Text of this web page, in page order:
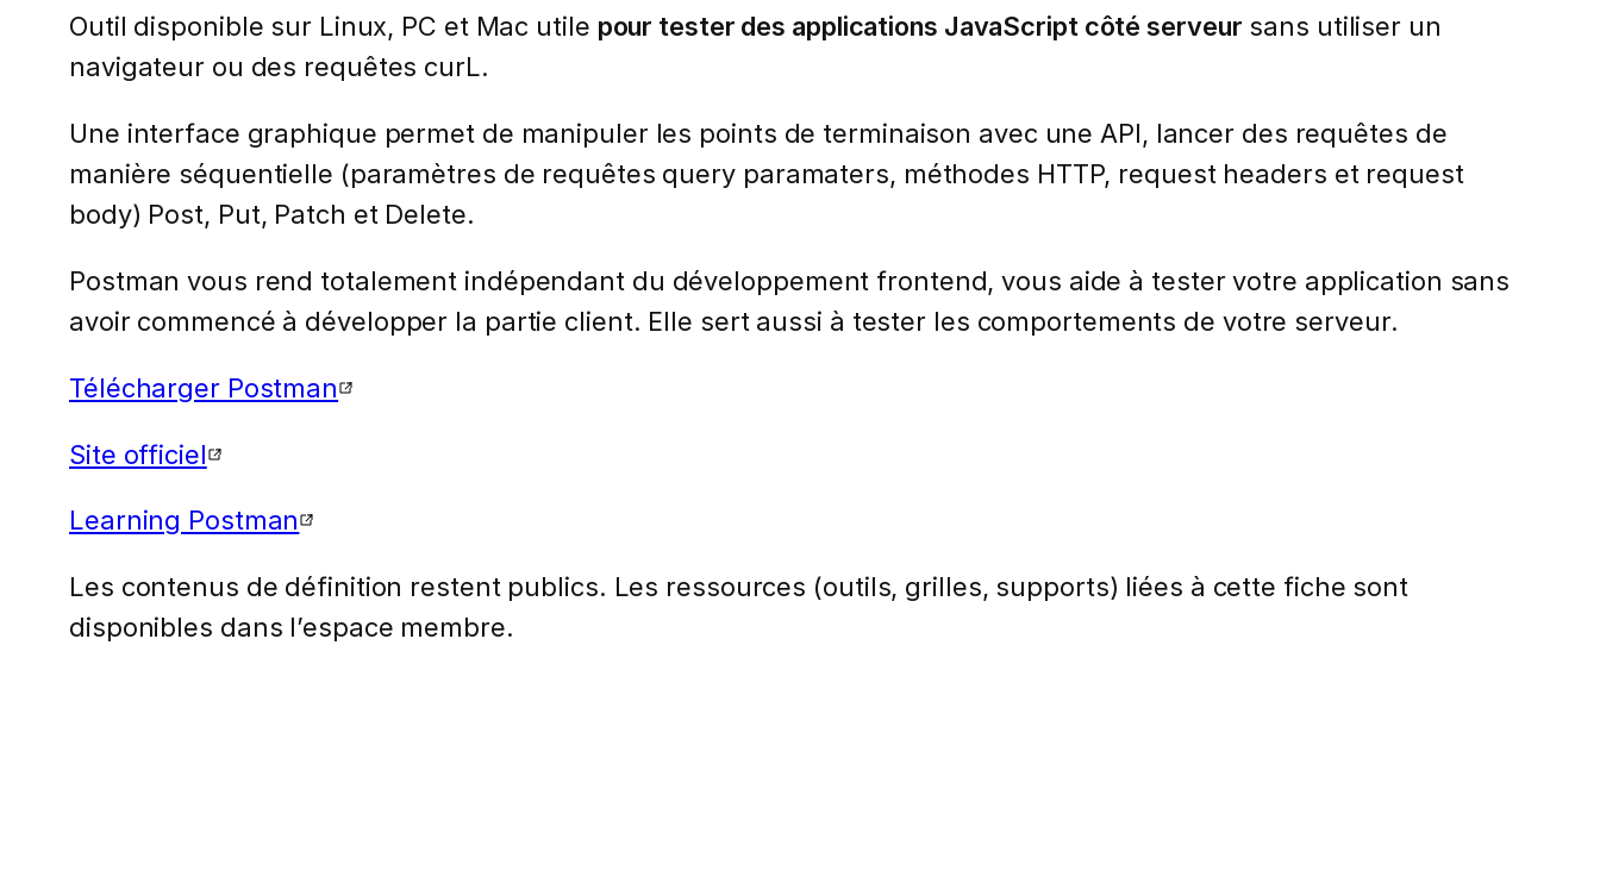
Outil disponible sur Linux, PC et Mac utile pour tester des applications JavaScript côté serveur sans utiliser un
navigateur ou des requêtes curL.
Une interface graphique permet de manipuler les points de terminaison avec une API, lancer des requêtes de
manière séquentielle (paramètres de requêtes query paramaters, méthodes HTTP, request headers et request
body) Post, Put, Patch et Delete.
Postman vous rend totalement indépendant du développement frontend, vous aide à tester votre application sans
avoir commencé à développer la partie client. Elle sert aussi à tester les comportements de votre serveur.
Télécharger Postman
Site officiel
Learning Postman
Les contenus de définition restent publics. Les ressources (outils, grilles, supports) liées à cette fiche sont
disponibles dans l’espace membre.